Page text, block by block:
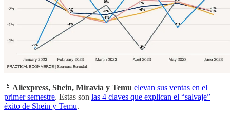
📱 Aliexpress, Shein, Miravia y Temu elevan sus ventas en el
primer semestre. Estas son las 4 claves que explican el “salvaje”
éxito de Shein y Temu.